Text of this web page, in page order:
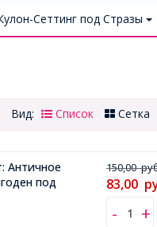
Сеттинг под Стразы
Вид: Список Сетка
Античное
под
150,00
83,00